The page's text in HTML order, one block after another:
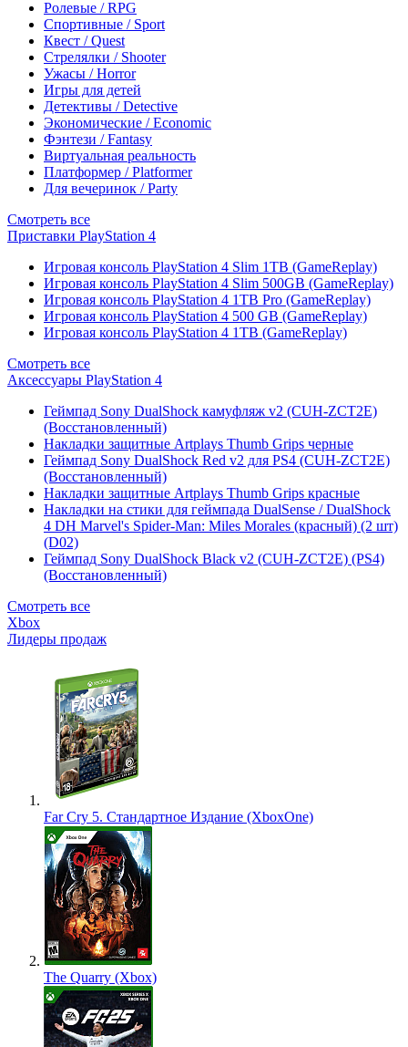
Ролевые / RPG
Спортивные / Sport
Квест / Quest
Стрелялки / Shooter
Ужасы / Horror
Игры для детей
Детективы / Detective
Экономические / Economic
Фэнтези / Fantasy
Виртуальная реальность
Платформер / Platformer
Для вечеринок / Party
Смотреть все
Приставки PlayStation 4
Игровая консоль PlayStation 4 Slim 1TB (GameReplay)
Игровая консоль PlayStation 4 Slim 500GB (GameReplay)
Игровая консоль PlayStation 4 1TB Pro (GameReplay)
Игровая консоль PlayStation 4 500 GB (GameReplay)
Игровая консоль PlayStation 4 1TB (GameReplay)
Смотреть все
Аксессуары PlayStation 4
Геймпад Sony DualShock камуфляж v2 (CUH-ZCT2E)
(Восстановленный)
Накладки защитные Artplays Thumb Grips черные
Геймпад Sony DualShock Red v2 для PS4 (CUH-ZCT2E)
(Восстановленный)
Накладки защитные Artplays Thumb Grips красные
Накладки на стики для геймпада DualSense / DualShock
4 DH Marvel's Spider-Man: Miles Morales (красный) (2 шт)
(D02)
Геймпад Sony DualShock Black v2 (CUH-ZCT2E) (PS4)
(Восстановленный)
Смотреть все
Xbox
Лидеры продаж
Far Cry 5. Стандартное Издание (XboxOne)
The Quarry (Xbox)